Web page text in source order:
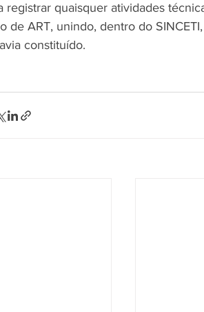
registrar quaisquer atividades
de ART, unindo, dentro do
constituído.